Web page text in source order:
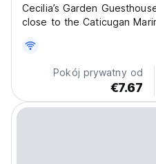
Cecilia’s Garden
close to the Caticugan
Siquijor drop zone if you're
also near the port, Balas
Pokój prywatny od
€7.67